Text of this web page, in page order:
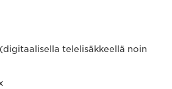
telelisäkkeellä noin